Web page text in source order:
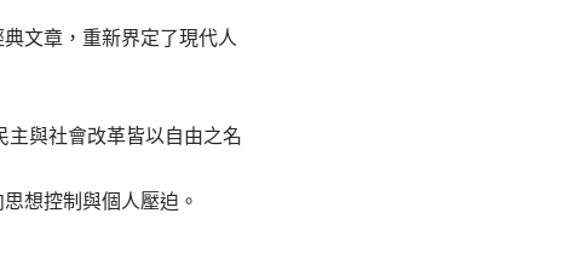
文章，重新界定了現代人
主與社會改革皆以自由之名
想控制與個人壓迫。